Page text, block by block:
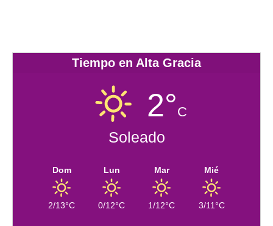
Tiempo en Alta Gracia
2°C
Soleado
Dom
2/13°C
Lun
0/12°C
Mar
1/12°C
Mié
3/11°C